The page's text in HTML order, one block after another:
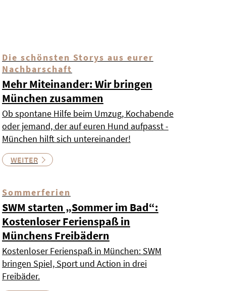
Die schönsten Storys aus eurer
Nachbarschaft
Mehr Miteinander: Wir bringen
München zusammen
Ob spontane Hilfe beim Umzug, Kochabende
oder jemand, der auf euren Hund aufpasst -
München hilft sich untereinander!
WEITER
Sommerferien
SWM starten „Sommer im Bad“:
Kostenloser Ferienspaß in
Münchens Freibädern
Kostenloser Ferienspaß in München: SWM
bringen Spiel, Sport und Action in drei
Freibäder.